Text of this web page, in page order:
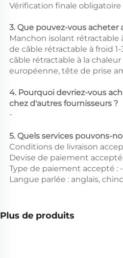
Vérification finale
3. Que pouvez-vous acheter
Manchon isolant rétractable
de câble rétractable à froid
câble rétractable à la chaleur
européenne, tête de prise
4. Pourquoi devriez-vous
chez d'autres fournisseurs ?
-
5. Quels services pouvons-
Conditions de livraison
Devise de paiement
Type de paiement accepté :
Langue parlée : anglais,
Plus de produits